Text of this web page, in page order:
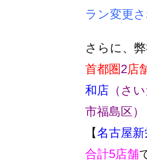
ラン変更
さらに、
首都圏2店
和店 （さ
市福島区）
【名古屋新
合計5店舗